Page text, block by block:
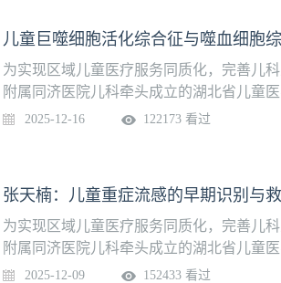
为实现区域儿童医疗服务同质化，完善儿
附属同济医院儿科牵头成立的湖北省儿童
堂”，每周二晚19:30准时上线！儿童重症
2025-12-16 122173 看过
为实现区域儿童医疗服务同质化，完善儿
附属同济医院儿科牵头成立的湖北省儿童
堂”，每周二晚19:30准时上线！儿童重症
2025-12-09 152433 看过